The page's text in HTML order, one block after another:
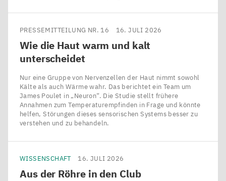
PRESSEMITTEILUNG NR. 16 16. JULI 2026
Wie die Haut warm und kalt
unterscheidet
Nur eine Gruppe von Nervenzellen der Haut nimmt sowohl
Kälte als auch Wärme wahr. Das berichtet ein Team um
James Poulet in ​„Neuron“. Die Studie stellt frühere
Annahmen zum Temperaturempfinden in Frage und könnte
helfen, Störungen dieses sensorischen Systems besser zu
verstehen und zu behandeln.
WISSENSCHAFT 16. JULI 2026
Aus der Röhre in den Club